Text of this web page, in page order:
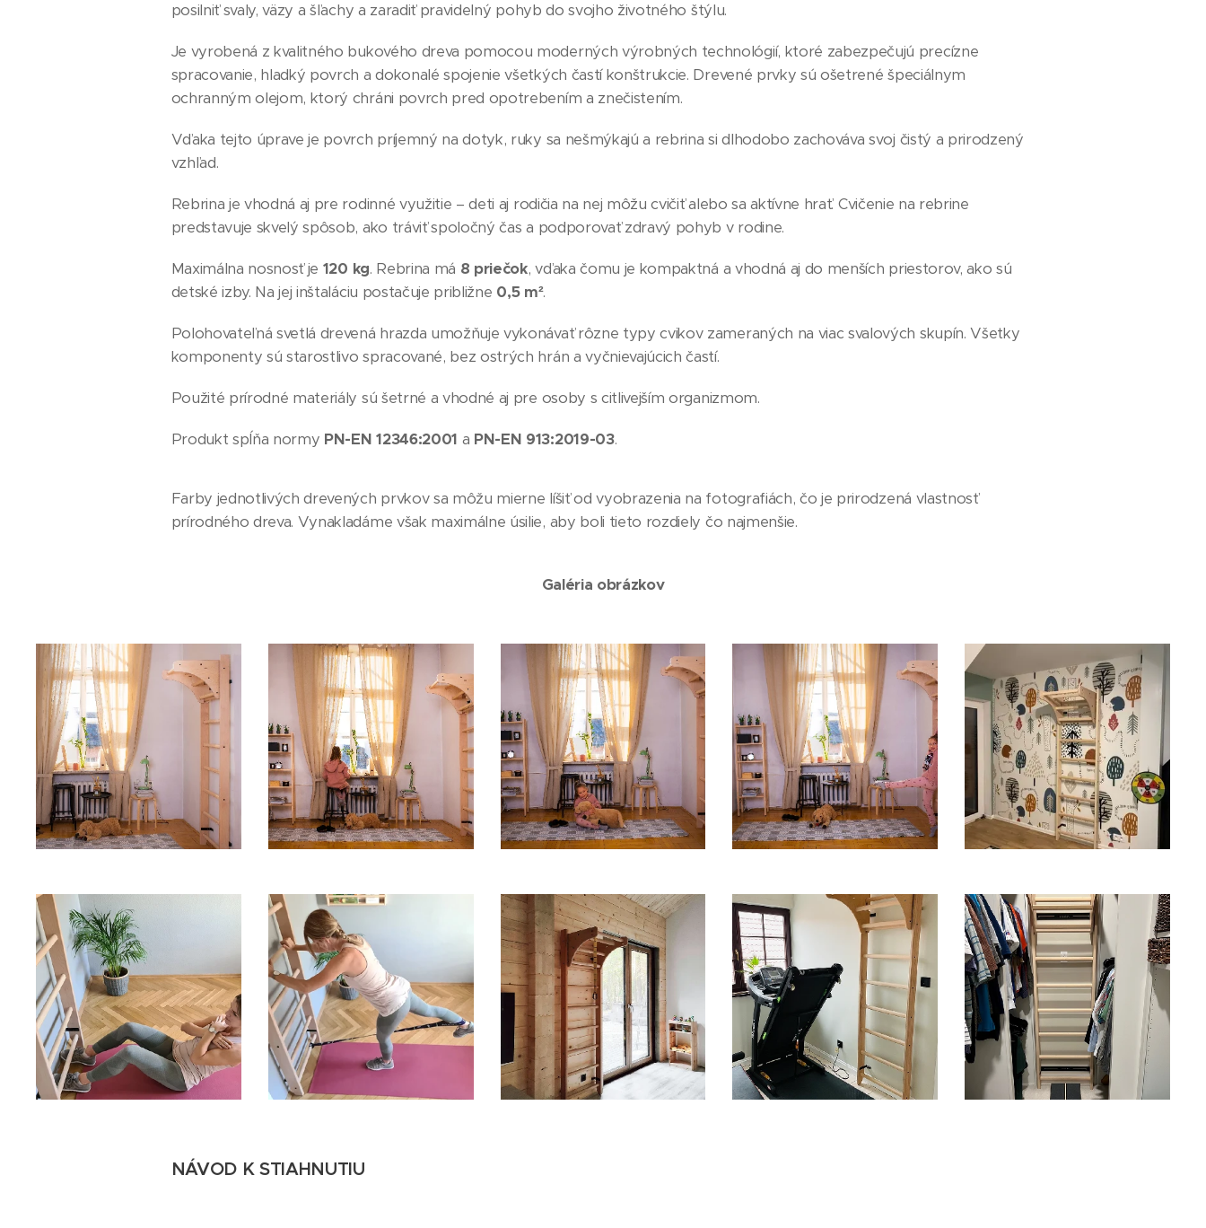
posilniť svaly, väzy a šľachy a zaradiť pravidelný pohyb do svojho životného štýlu.
Je vyrobená z kvalitného bukového dreva pomocou moderných výrobných technológií, ktoré zabezpečujú precízne
spracovanie, hladký povrch a dokonalé spojenie všetkých častí konštrukcie. Drevené prvky sú ošetrené špeciálnym
ochranným olejom, ktorý chráni povrch pred opotrebením a znečistením.
Vďaka tejto úprave je povrch príjemný na dotyk, ruky sa nešmýkajú a rebrina si dlhodobo zachováva svoj čistý a prirodzený
vzhľad.
Rebrina je vhodná aj pre rodinné využitie – deti aj rodičia na nej môžu cvičiť alebo sa aktívne hrať. Cvičenie na rebrine
predstavuje skvelý spôsob, ako tráviť spoločný čas a podporovať zdravý pohyb v rodine.
Maximálna nosnosť je 120 kg. Rebrina má 8 priečok, vďaka čomu je kompaktná a vhodná aj do menších priestorov, ako sú
detské izby. Na jej inštaláciu postačuje približne 0,5 m².
Polohovateľná svetlá drevená hrazda umožňuje vykonávať rôzne typy cvikov zameraných na viac svalových skupín. Všetky
komponenty sú starostlivo spracované, bez ostrých hrán a vyčnievajúcich častí.
Použité prírodné materiály sú šetrné a vhodné aj pre osoby s citlivejším organizmom.
Produkt spĺňa normy PN-EN 12346:2001 a PN-EN 913:2019-03.
Farby jednotlivých drevených prvkov sa môžu mierne líšiť od vyobrazenia na fotografiách, čo je prirodzená vlastnosť
prírodného dreva. Vynakladáme však maximálne úsilie, aby boli tieto rozdiely čo najmenšie.
Galéria obrázkov
NÁVOD K STIAHNUTIU